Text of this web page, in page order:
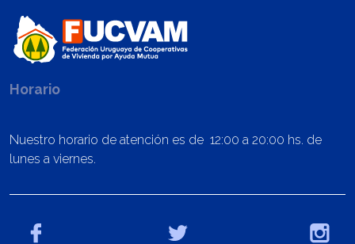
Horario
Nuestro horario de atención es de 12:00 a 20:00 hs. de
lunes a viernes.